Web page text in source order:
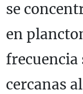
se
en
frecuencia
cercanas